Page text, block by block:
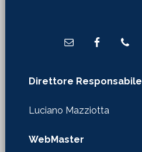
Direttore Responsabile
Luciano Mazziotta
WebMaster